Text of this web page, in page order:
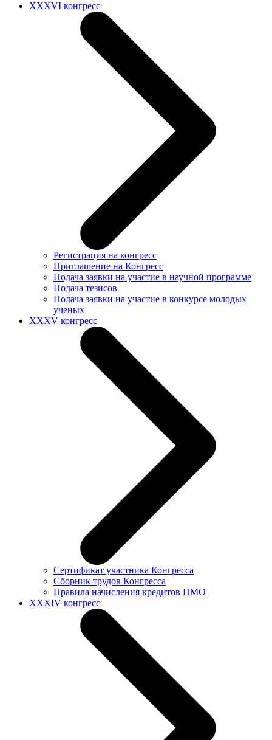
XXXVI конгресс
Регистрация на конгресс
Приглашение на Конгресс
Подача заявки на участие в научной программе
Подача тезисов
Подача заявки на участие в конкурсе молодых
ученых
XXXV конгресс
Сертификат участника Конгресса
Сборник трудов Конгресса
Правила начисления кредитов НМО
XXXIV конгресс